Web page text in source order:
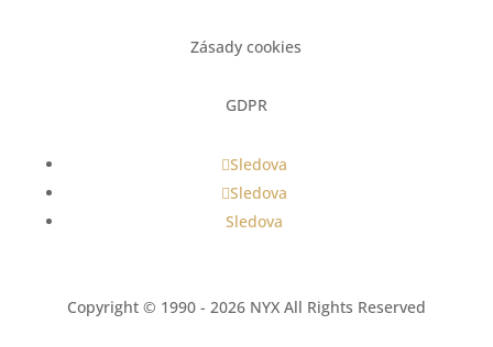
Zásady cookies
GDPR
Sledova
Sledova
Sledova
Copyright © 1990 - 2026 NYX All Rights Reserved